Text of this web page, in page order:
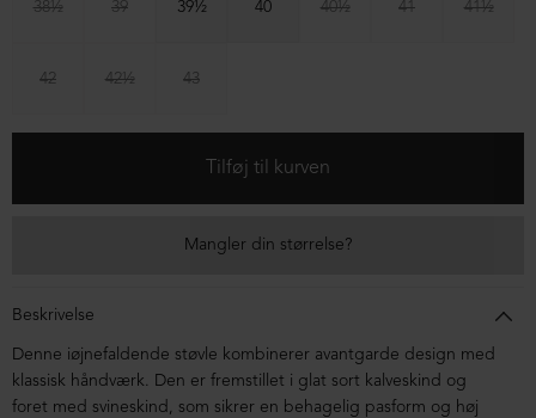
38½ 39 39½ 40 40½ 41 41½
42 42½ 43
Mangler din størrelse?
Beskrivelse
Denne iøjnefaldende støvle kombinerer avantgarde design med
klassisk håndværk. Den er fremstillet i glat sort kalveskind og
foret med svineskind, som sikrer en behagelig pasform og høj